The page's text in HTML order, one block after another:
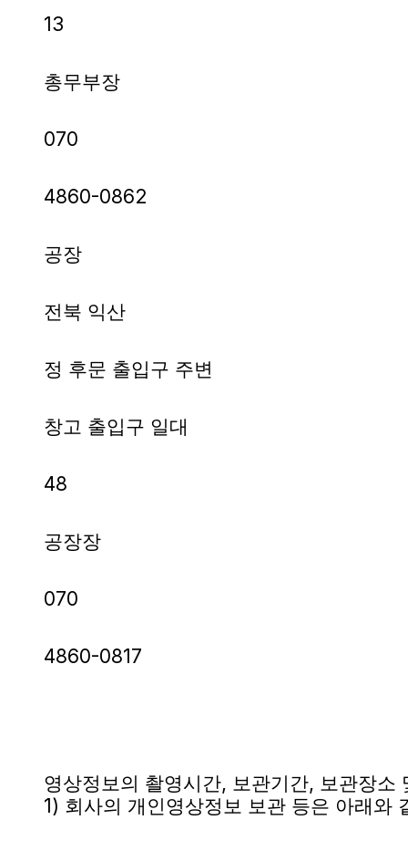
13
총무부장
070
4860-0862
공장
전북 익산
정 후문 출입구 주변
창고 출입구 일대
48
공장장
070
4860-0817
영상정보의 촬영시간, 보관기간, 보관장소
1) 회사의 개인영상정보 보관 등은 아래와